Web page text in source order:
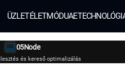
ÜZLETÉLETMÓDUAE
05Node
és kereső optimalizálás